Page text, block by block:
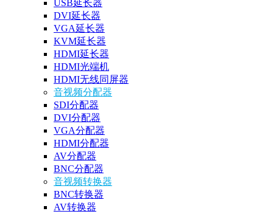
USB延长器
DVI延长器
VGA延长器
KVM延长器
HDMI延长器
HDMI光端机
HDMI无线同屏器
音视频分配器
SDI分配器
DVI分配器
VGA分配器
HDMI分配器
AV分配器
BNC分配器
音视频转换器
BNC转换器
AV转换器